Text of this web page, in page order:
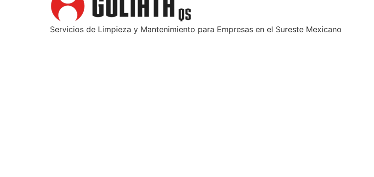
Servicios de Limpieza y Mantenimiento para Empresas en el Sureste Mexicano